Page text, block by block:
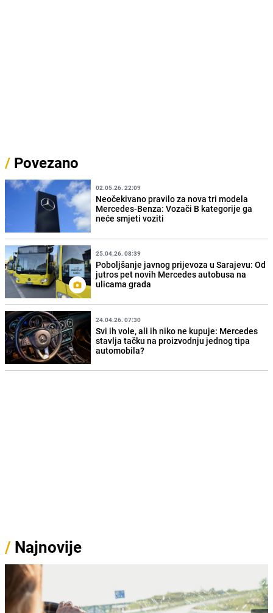
/ Povezano
02.05.26. 22:09
Neočekivano pravilo za nova tri modela
Mercedes-Benza: Vozači B kategorije ga
neće smjeti voziti
25.04.26. 08:39
Poboljšanje javnog prijevoza u Sarajevu: Od
jutros pet novih Mercedes autobusa na
ulicama grada
24.04.26. 07:30
Svi ih vole, ali ih niko ne kupuje: Mercedes
stavlja tačku na proizvodnju jednog tipa
automobila?
/ Najnovije